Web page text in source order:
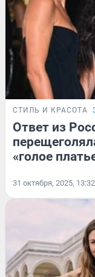
СТИЛЬ И КРАСОТА
Ответ из
«голое
31 октября, 2025, 13:32